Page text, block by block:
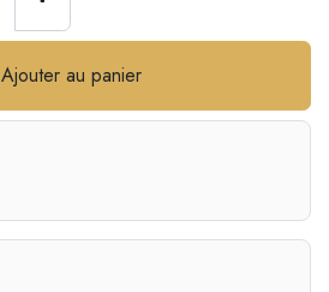
Ajouter au panier